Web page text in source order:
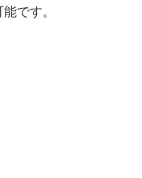
です。